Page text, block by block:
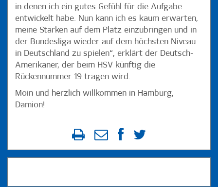
in denen ich ein gutes Gefühl für die Aufgabe
entwickelt habe. Nun kann ich es kaum erwarten,
meine Stärken auf dem Platz einzubringen und in
der Bundesliga wieder auf dem höchsten Niveau
in Deutschland zu spielen“, erklärt der Deutsch-
Amerikaner, der beim HSV künftig die
Rückennummer 19 tragen wird.
Moin und herzlich willkommen in Hamburg,
Damion!